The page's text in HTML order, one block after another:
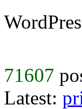
71607
Latest: